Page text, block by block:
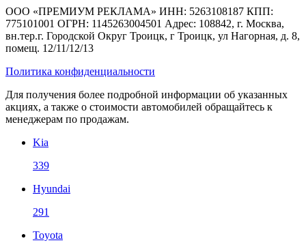
ООО «ПРЕМИУМ РЕКЛАМА» ИНН: 5263108187 КПП:
775101001 ОГРН: 1145263004501 Адрес: 108842, г. Москва,
вн.тер.г. Городской Округ Троицк, г Троицк, ул Нагорная, д. 8,
помещ. 12/11/12/13
Политика конфиденциальности
Для получения более подробной информации об указанных
акциях, а также о стоимости автомобилей обращайтесь к
менеджерам по продажам.
Kia
339
Hyundai
291
Toyota